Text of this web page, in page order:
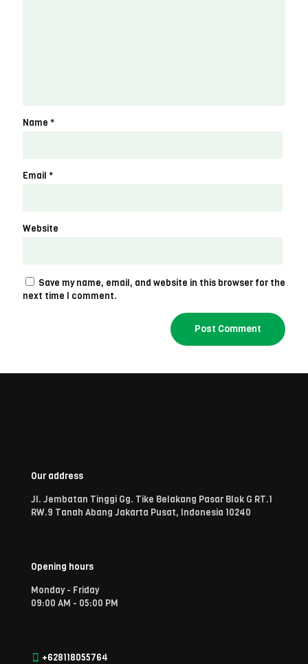
Name *
Email *
Website
Save my name, email, and website in this browser for the
next time I comment.
Our address
Jl. Jembatan Tinggi Gg. Tike Belakang Pasar Blok G RT.1
RW.9 Tanah Abang Jakarta Pusat, Indonesia 10240
Opening hours
Monday - Friday
09:00 AM - 05:00 PM
+628118055764